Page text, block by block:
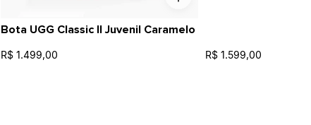
Bota UGG Classic II Juvenil Caramelo
R$ 1.499,00 R$ 1.599,00